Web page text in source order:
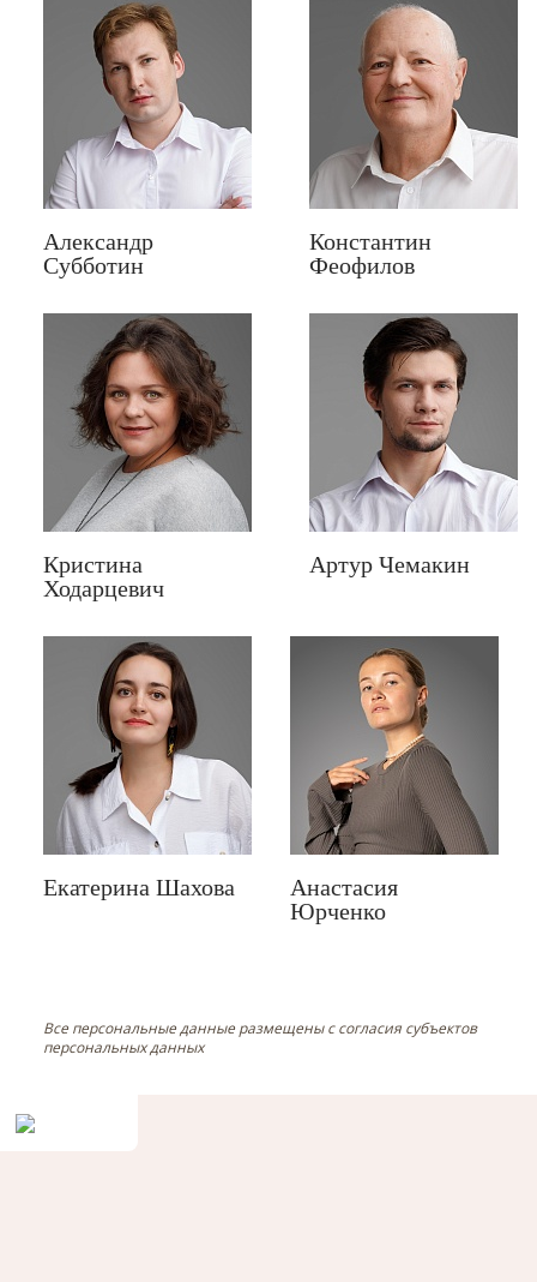
Александр
Субботин
Константин
Феофилов
Кристина
Ходарцевич
Артур Чемакин
Екатерина Шахова
Анастасия
Юрченко
Все персональные данные размещены с согласия субъектов
персональных данных